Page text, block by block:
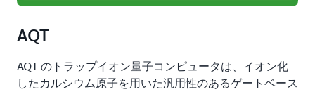
AQT
AQT のトラップイオン量子コンピュータは、イオン化
したカルシウム原子を用いた汎用性のあるゲートベース